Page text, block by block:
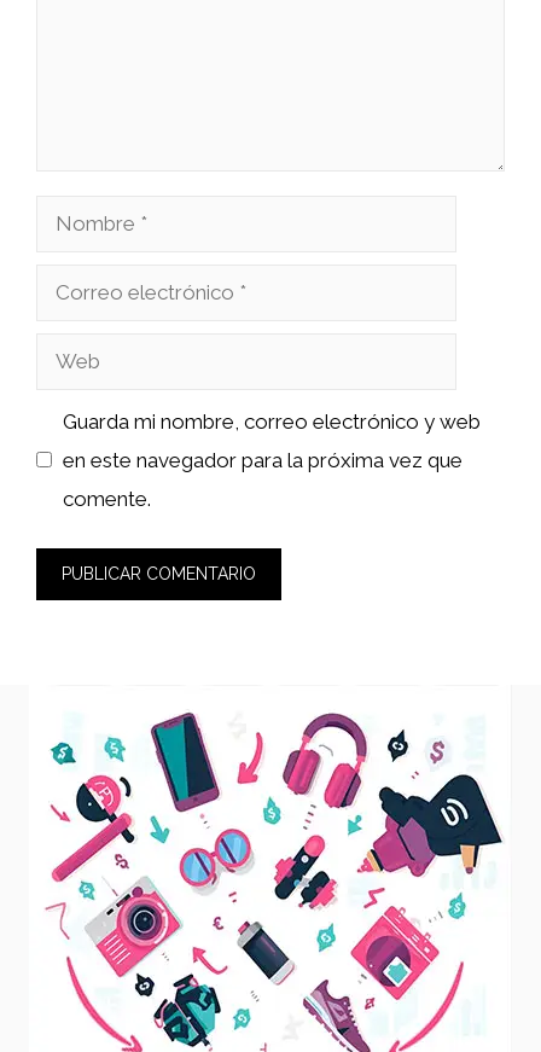
Nombre
Correo
Web
Guarda mi nombre, correo electrónico y web
en este navegador para la próxima vez que
comente.